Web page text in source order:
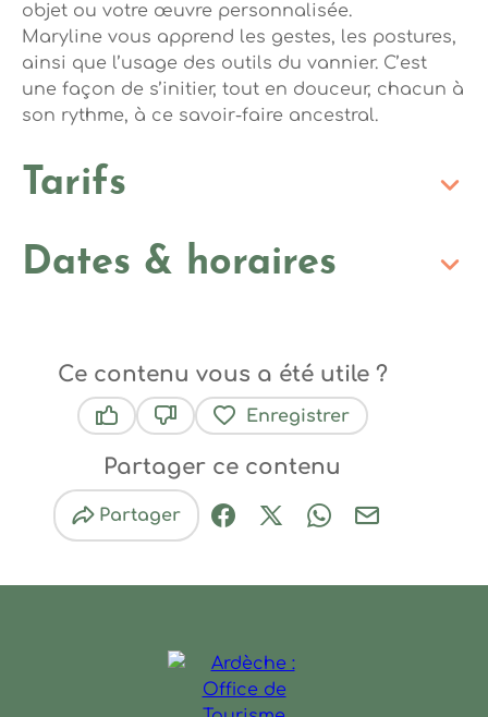
objet ou votre œuvre personnalisée.
Maryline vous apprend les gestes, les postures,
ainsi que l’usage des outils du vannier. C’est
une façon de s’initier, tout en douceur, chacun à
son rythme, à ce savoir-faire ancestral.
Tarifs
Dates & horaires
Ce contenu vous a été utile ?
Enregistrer
Partager ce contenu
Partager
Partager sur Facebook
Partager sur X / Twitter
Partager sur
Partager par